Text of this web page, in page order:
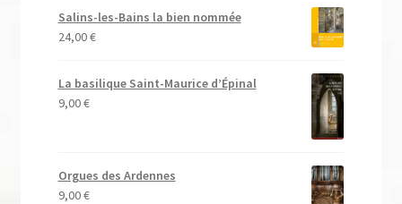
Salins-les-Bains la bien nommée
24,00€
La basilique Saint-Maurice d’Épinal
9,00€
Orgues des Ardennes
9,00€